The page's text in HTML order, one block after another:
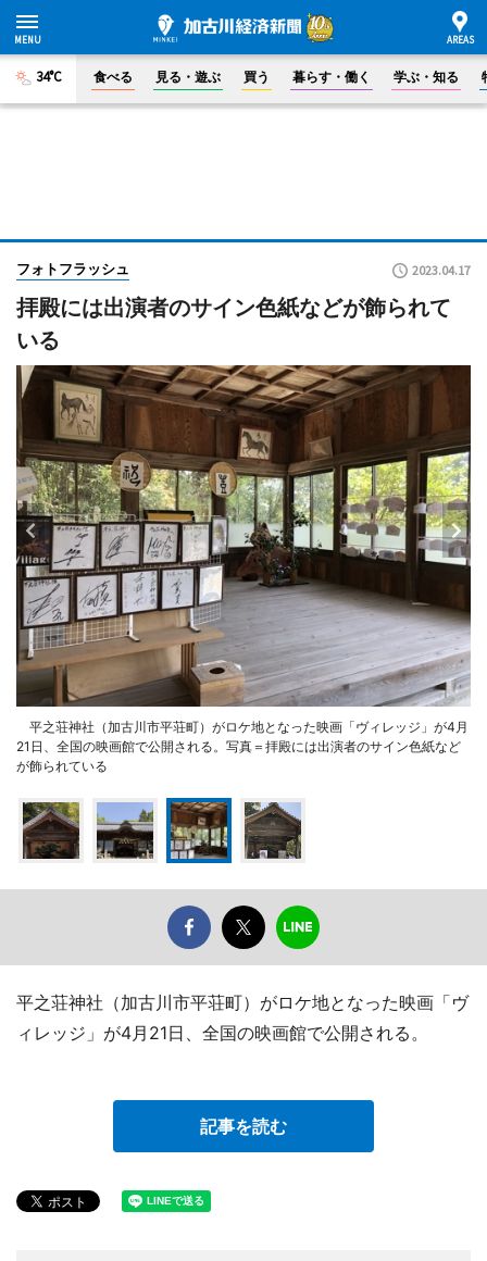
34°C 食べる 見る・遊ぶ 買う 暮らす・働く 学ぶ・知る
フォトフラッシュ 2023.04.17
拝殿には出演者のサイン色紙などが飾られて
いる
平之荘神社（加古川市平荘町）がロケ地となった映画「ヴィレッジ」が4月
21日、全国の映画館で公開される。写真＝拝殿には出演者のサイン色紙など
が飾られている
平之荘神社（加古川市平荘町）がロケ地となった映画「ヴ
ィレッジ」が4月21日、全国の映画館で公開される。
記事を読む